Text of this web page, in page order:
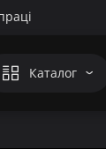
Каталог